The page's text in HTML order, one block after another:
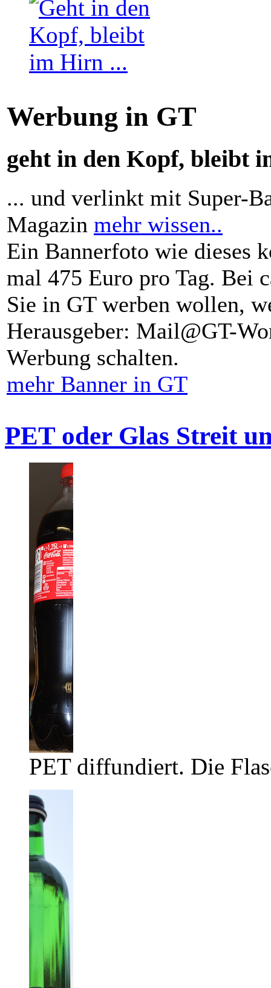
Werbung in GT
geht in den Kopf, bleibt
... und verlinkt mit Super-
Magazin mehr wissen..
Ein Bannerfoto wie dieses
mal 475 Euro pro Tag. Bei
Sie in GT werben wollen,
Herausgeber: Mail@GT-
Werbung schalten.
mehr Banner in GT
PET oder Glas Streit
PET diffundiert. Die